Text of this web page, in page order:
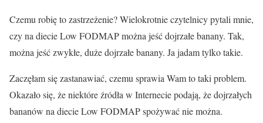
Czemu robię to zastrzeżenie? Wielokrotnie czytelnicy pytali mnie,
czy na diecie Low FODMAP można jeść dojrzałe banany. Tak,
można jeść zwykłe, duże dojrzałe banany. Ja jadam tylko takie.
Zaczęłam się zastanawiać, czemu sprawia Wam to taki problem.
Okazało się, że niektóre źródła w Internecie podają, że dojrzałych
bananów na diecie Low FODMAP spożywać nie można.